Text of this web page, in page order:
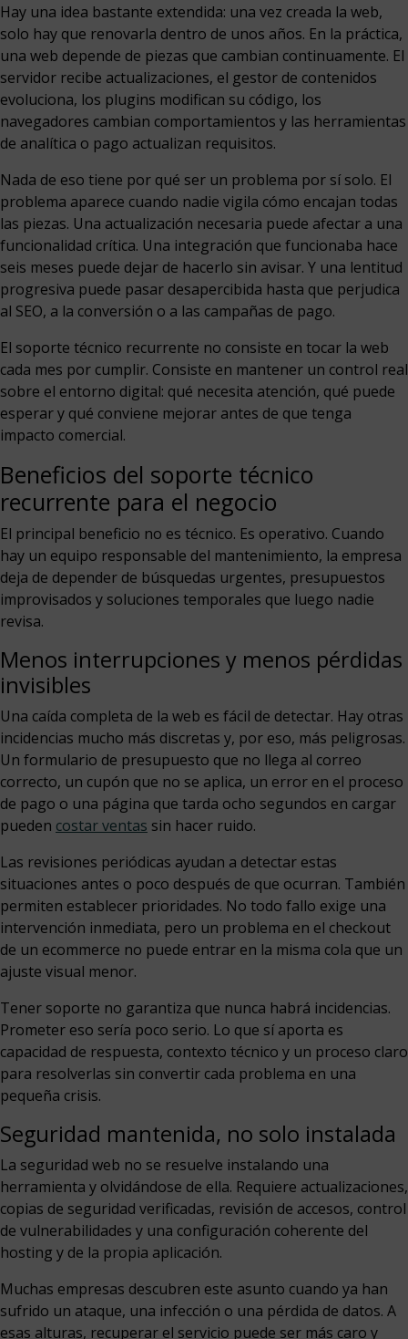
Hay una idea bastante extendida: una vez creada la web,
solo hay que renovarla dentro de unos años. En la práctica,
una web depende de piezas que cambian continuamente. El
servidor recibe actualizaciones, el gestor de contenidos
evoluciona, los plugins modifican su código, los
navegadores cambian comportamientos y las herramientas
de analítica o pago actualizan requisitos.
Nada de eso tiene por qué ser un problema por sí solo. El
problema aparece cuando nadie vigila cómo encajan todas
las piezas. Una actualización necesaria puede afectar a una
funcionalidad crítica. Una integración que funcionaba hace
seis meses puede dejar de hacerlo sin avisar. Y una lentitud
progresiva puede pasar desapercibida hasta que perjudica
al SEO, a la conversión o a las campañas de pago.
El soporte técnico recurrente no consiste en tocar la web
cada mes por cumplir. Consiste en mantener un control real
sobre el entorno digital: qué necesita atención, qué puede
esperar y qué conviene mejorar antes de que tenga
impacto comercial.
Beneficios del soporte técnico
recurrente para el negocio
El principal beneficio no es técnico. Es operativo. Cuando
hay un equipo responsable del mantenimiento, la empresa
deja de depender de búsquedas urgentes, presupuestos
improvisados y soluciones temporales que luego nadie
revisa.
Menos interrupciones y menos pérdidas
invisibles
Una caída completa de la web es fácil de detectar. Hay otras
incidencias mucho más discretas y, por eso, más peligrosas.
Un formulario de presupuesto que no llega al correo
correcto, un cupón que no se aplica, un error en el proceso
de pago o una página que tarda ocho segundos en cargar
pueden costar ventas sin hacer ruido.
Las revisiones periódicas ayudan a detectar estas
situaciones antes o poco después de que ocurran. También
permiten establecer prioridades. No todo fallo exige una
intervención inmediata, pero un problema en el checkout
de un ecommerce no puede entrar en la misma cola que un
ajuste visual menor.
Tener soporte no garantiza que nunca habrá incidencias.
Prometer eso sería poco serio. Lo que sí aporta es
capacidad de respuesta, contexto técnico y un proceso claro
para resolverlas sin convertir cada problema en una
pequeña crisis.
Seguridad mantenida, no solo instalada
La seguridad web no se resuelve instalando una
herramienta y olvidándose de ella. Requiere actualizaciones,
copias de seguridad verificadas, revisión de accesos, control
de vulnerabilidades y una configuración coherente del
hosting y de la propia aplicación.
Muchas empresas descubren este asunto cuando ya han
sufrido un ataque, una infección o una pérdida de datos. A
esas alturas, recuperar el servicio puede ser más caro y